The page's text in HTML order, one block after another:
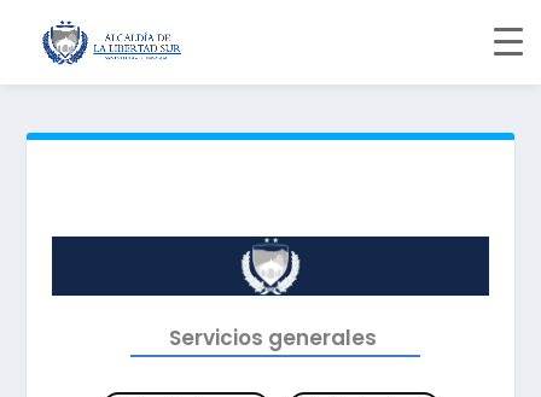
Servicios generales